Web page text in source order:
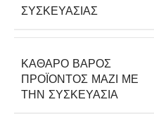
ΣΥΣΚΕΥΑΣΊΑΣ
ΚΑΘΑΡΌ ΒΆΡΟΣ
ΠΡΟΪΌΝΤΟΣ ΜΑΖΊ ΜΕ
ΤΗΝ ΣΥΣΚΕΥΑΣΊΑ